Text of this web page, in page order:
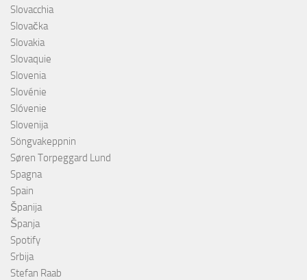
Slovacchia
Slovačka
Slovakia
Slovaquie
Slovenia
Slovénie
Slóvenie
Slovenija
Söngvakeppnin
Søren Torpeggard Lund
Spagna
Spain
Španija
Španja
Spotify
Srbija
Stefan Raab